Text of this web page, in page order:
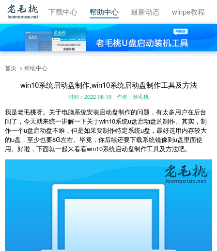
视频教程 下载中心 帮助中心 最新动态 winpe教程
首页 帮助中心
win10系统启动盘制作,win10系统启动盘制作工具及方法
时间：2022-08-19 作者：老毛桃
我是老毛桃呀。关于电脑系统安装启动盘制作的问题，有太多用户在后台
问了，今天就来统一讲解一下关于win10系统u盘启动盘的制作。其实，制
作一个u盘启动盘不难，但是如果要制作特定系统u盘，最好选用内存较大
的u盘，至少也要8G左右。毕竟，你后续还要下载系统镜像到u盘里面使
用。好啦，下面就一起来看看win10系统启动盘制作工具及方法吧。